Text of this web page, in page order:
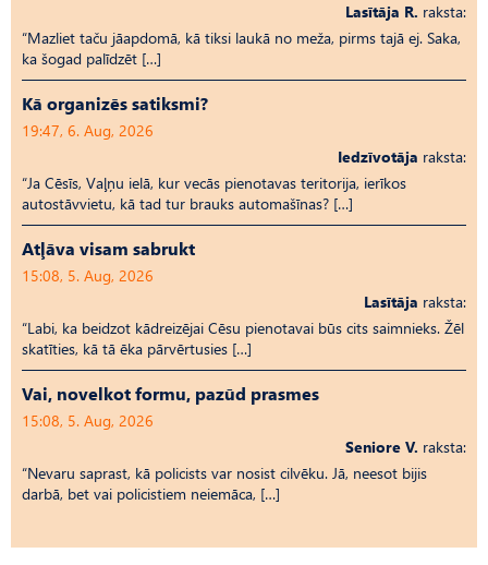
Lasītāja R. raksta:
“Mazliet taču jāapdomā, kā tiksi laukā no meža, pirms tajā ej. Saka,
ka šogad palīdzēt […]
Kā organizēs satiksmi?
19:47, 6. Aug, 2026
Iedzīvotāja raksta:
“Ja Cēsīs, Vaļņu ielā, kur vecās pienotavas teritorija, ierīkos
autostāvvietu, kā tad tur brauks automašīnas? […]
Atļāva visam sabrukt
15:08, 5. Aug, 2026
Lasītāja raksta:
“Labi, ka beidzot kādreizējai Cēsu pienotavai būs cits saimnieks. Žēl
skatīties, kā tā ēka pārvērtusies […]
Vai, novelkot formu, pazūd prasmes
15:08, 5. Aug, 2026
Seniore V. raksta:
“Nevaru saprast, kā policists var nosist cilvēku. Jā, neesot bijis
darbā, bet vai policistiem neiemāca, […]